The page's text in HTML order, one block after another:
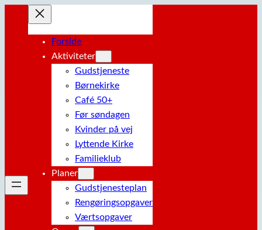
Forside
Aktiviteter
Gudstjeneste
Børnekirke
Café 50+
Før søndagen
Kvinder på vej
Lyttende Kirke
Familieklub
Planer
Gudstjenesteplan
Rengøringsopgaver
Værtsopgaver